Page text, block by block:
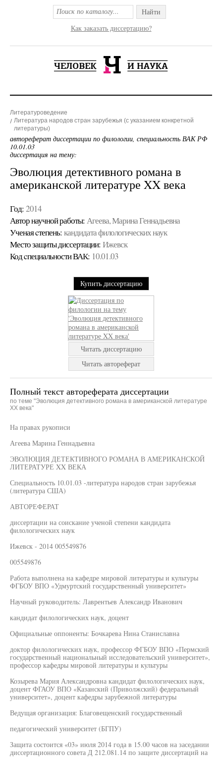
Найти
Как заказать диссертацию?
Литературоведение
Литература народов стран зарубежья (с указанием конкретной
литературы)
автореферат диссертации по филологии, специальность ВАК РФ
10.01.03
диссертация на тему:
Эволюция детективного романа в
американской литературе XX века
Год: 2014
Автор научной работы: Агеева, Марина Геннадьевна
Ученая cтепень: кандидата филологических наук
Место защиты диссертации: Ижевск
Код cпециальности ВАК: 10.01.03
Купить диссертацию
Читать диссертацию
Читать автореферат
Полный текст автореферата диссертации
по теме "Эволюция детективного романа в американской литературе
XX века"
На правах рукописи
Агеева Марина Геннадьевна
ЭВОЛЮЦИЯ ДЕТЕКТИВНОГО РОМАНА В АМЕРИКАНСКОЙ
ЛИТЕРАТУРЕ XX ВЕКА
Специальность 10.01.03 -литература народов стран зарубежья
(литература США)
АВТОРЕФЕРАТ
диссертации на соискание ученой степени кандидата
филологических наук
Ижевск - 2014 005549876
005549876
Работа выполнена на кафедре мировой литературы и культуры
ФГБОУ ВПО «Удмуртский государственный университет»
Научный руководитель: Лаврентьев Александр Иванович
кандидат филологических наук, доцент
Официальные оппоненты: Бочкарева Нина Станиславна
доктор филологических наук, профессор ФГБОУ ВПО «Пермский
государственный национальный исследовательский университет»,
профессор кафедры мировой литературы и культуры
Козырева Мария Александровна кандидат филологических наук,
доцент ФГАОУ ВПО «Казанский (Приволжский) федеральный
университет», доцент кафедры зарубежной литературы
Ведущая организация: Благовещенский государственный
педагогический университет (БГПУ)
Защита состоится «03» июля 2014 года в 15.00 часов на заседании
диссертационного совета Д 212.081.14 по защите диссертаций на